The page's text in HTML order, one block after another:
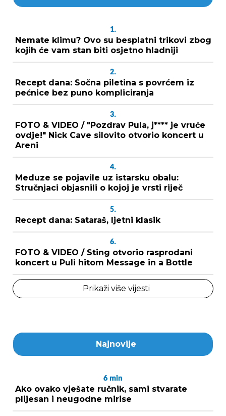
1.
Nemate klimu? Ovo su besplatni trikovi zbog
kojih će vam stan biti osjetno hladniji
2.
Recept dana: Sočna piletina s povrćem iz
pećnice bez puno kompliciranja
3.
FOTO & VIDEO / "Pozdrav Pula, j**** je vruće
ovdje!" Nick Cave silovito otvorio koncert u
Areni
4.
Meduze se pojavile uz istarsku obalu:
Stručnjaci objasnili o kojoj je vrsti riječ
5.
Recept dana: Sataraš, ljetni klasik
6.
FOTO & VIDEO / Sting otvorio rasprodani
koncert u Puli hitom Message in a Bottle
Prikaži više vijesti
Najnovije
6 min
Ako ovako vješate ručnik, sami stvarate
plijesan i neugodne mirise